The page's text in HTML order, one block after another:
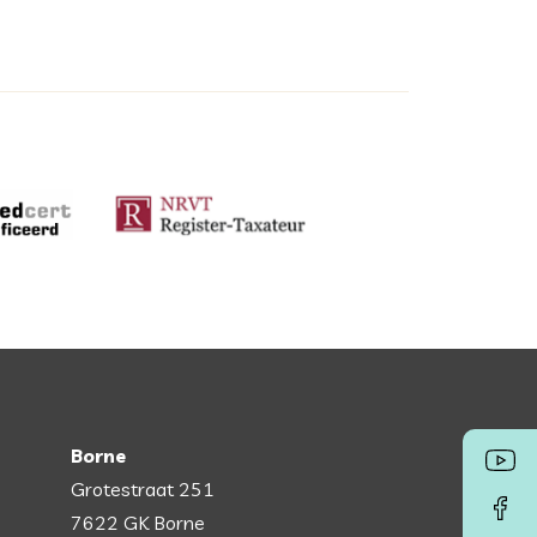
Borne
Grotestraat 251
7622 GK Borne